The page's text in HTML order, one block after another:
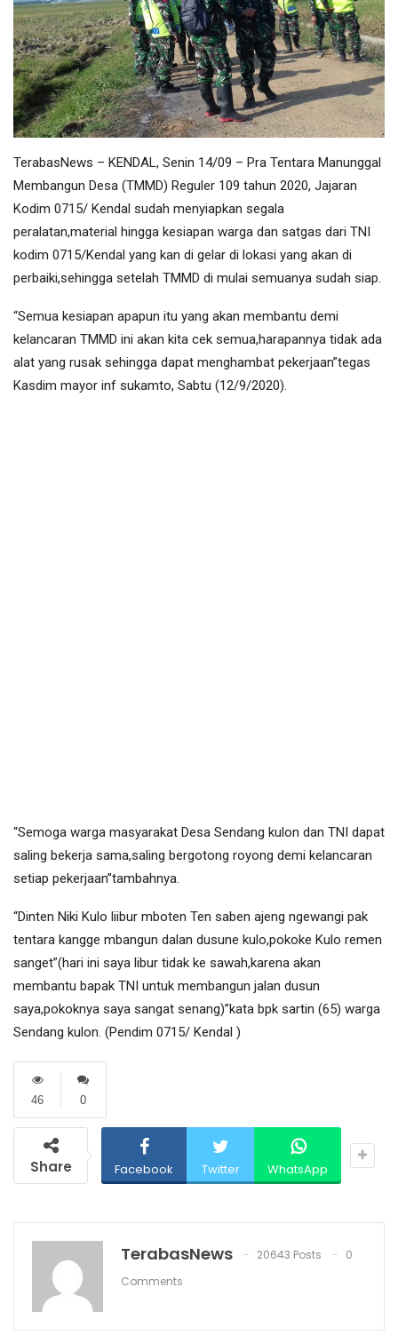
TerabasNews – KENDAL, Senin 14/09 – Pra Tentara Manunggal
Membangun Desa (TMMD) Reguler 109 tahun 2020, Jajaran
Kodim 0715/ Kendal sudah menyiapkan segala
peralatan,material hingga kesiapan warga dan satgas dari TNI
kodim 0715/Kendal yang kan di gelar di lokasi yang akan di
perbaiki,sehingga setelah TMMD di mulai semuanya sudah siap.
“Semua kesiapan apapun itu yang akan membantu demi
kelancaran TMMD ini akan kita cek semua,harapannya tidak ada
alat yang rusak sehingga dapat menghambat pekerjaan”tegas
Kasdim mayor inf sukamto, Sabtu (12/9/2020).
“Semoga warga masyarakat Desa Sendang kulon dan TNI dapat
saling bekerja sama,saling bergotong royong demi kelancaran
setiap pekerjaan”tambahnya.
“Dinten Niki Kulo liibur mboten Ten saben ajeng ngewangi pak
tentara kangge mbangun dalan dusune kulo,pokoke Kulo remen
sanget”(hari ini saya libur tidak ke sawah,karena akan
membantu bapak TNI untuk membangun jalan dusun
saya,pokoknya saya sangat senang)”kata bpk sartin (65) warga
Sendang kulon. (Pendim 0715/ Kendal )
0
46
Share Facebook Twitter WhatsApp
TerabasNews 20643 Posts
0
Comments